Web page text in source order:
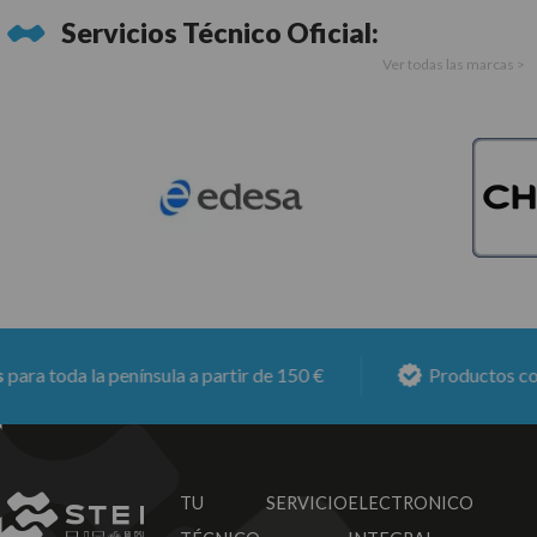
Servicios Técnico Oficial:
Ver todas las marcas >
toda la península a partir de 150 € Productos con
TU SERVICIOELECTRONICO